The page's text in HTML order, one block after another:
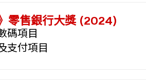
零售銀行大獎 (2024)
碼項目
支付項目